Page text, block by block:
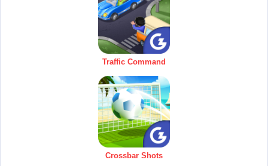
Traffic Command
Crossbar Shots